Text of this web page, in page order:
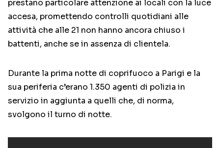
prestano particolare attenzione ai locali con la luce
accesa, promettendo controlli quotidiani alle
attività che alle 21 non hanno ancora chiuso i
battenti, anche se in assenza di clientela.
Durante la prima notte di coprifuoco a Parigi e la
sua periferia c’erano 1.350 agenti di polizia in
servizio in aggiunta a quelli che, di norma,
svolgono il turno di notte.